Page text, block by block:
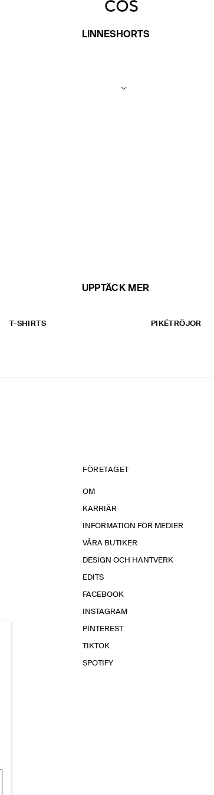
LINNESHORTS
UPPTÄCK MER
T-SHIRTS PIKÉTRÖJOR
FÖRETAGET
OM
KARRIÄR
INFORMATION FÖR MEDIER
VÅRA BUTIKER
DESIGN OCH HANTVERK
EDITS
FACEBOOK
INSTAGRAM
PINTEREST
TIKTOK
SPOTIFY